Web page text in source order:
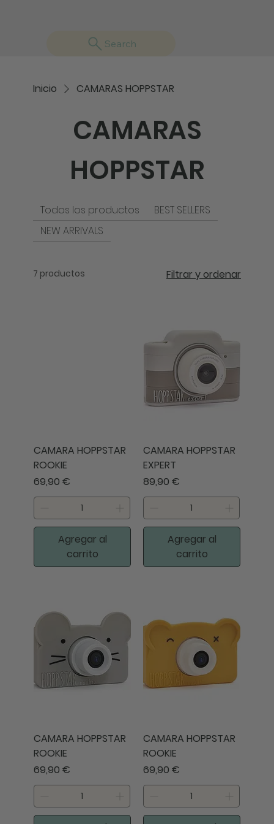
Search
Inicio CAMARAS HOPPSTAR
CAMARAS
HOPPSTAR
Todos los productos
BEST SELLERS
NEW ARRIVALS
7 productos Filtrar y ordenar
CAMARA HOPPSTAR
ROOKIE
Precio
69,90 €
Agregar al
carrito
CAMARA HOPPSTAR
EXPERT
Precio
89,90 €
Agregar al
carrito
CAMARA HOPPSTAR
ROOKIE
Precio
69,90 €
CAMARA HOPPSTAR
ROOKIE
Precio
69,90 €